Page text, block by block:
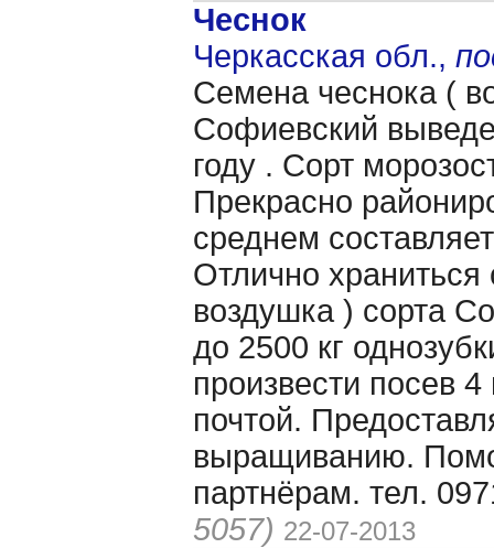
Чеснок
Черкасская обл.,
Семена чеснока (
Софиевский
году . Сорт
Прекрасно
среднем
Отлично
воздушка ) сорта
до 2500 кг
произвести посев
почтой.
выращиванию.
партнёрам. тел.
5057) 22-07-2013